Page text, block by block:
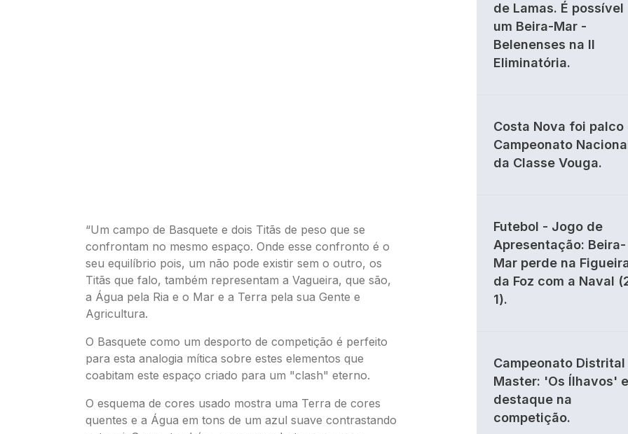
“Um campo de Basquete e dois Titãs de peso que se
confrontam no mesmo espaço. Onde esse confronto é o
seu equilíbrio pois, um não pode existir sem o outro, os
Titãs que falo, também representam a Vagueira, que são,
a Água pela Ria e o Mar e a Terra pela sua Gente e
Agricultura.
O Basquete como um desporto de competição é perfeito
para esta analogia mítica sobre estes elementos que
coabitam este espaço criado para um "clash" eterno.
O esquema de cores usado mostra uma Terra de cores
quentes e a Água em tons de um azul suave contrastando
de Lamas. É possível
um Beira-Mar -
Belenenses na II
Eliminatória.
Costa Nova foi palco
Campeonato
da Classe Vouga.
Futebol - Jogo de
Apresentação: Beira-
Mar perde na
da Foz com a Naval
1).
Campeonato Distrital
Master: 'Os Ílhavos'
destaque na
competição.